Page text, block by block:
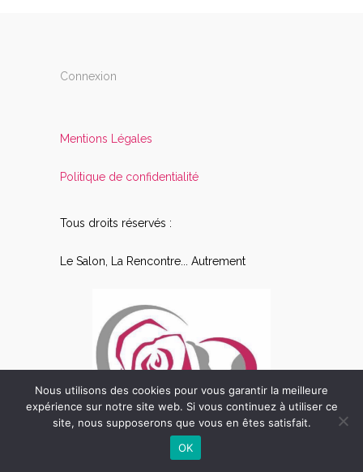
Connexion
Mentions Légales
Politique de confidentialité
Tous droits réservés :
Le Salon, La Rencontre... Autrement
Nous utilisons des cookies pour vous garantir la meilleure
expérience sur notre site web. Si vous continuez à utiliser ce
site, nous supposerons que vous en êtes satisfait.
OK